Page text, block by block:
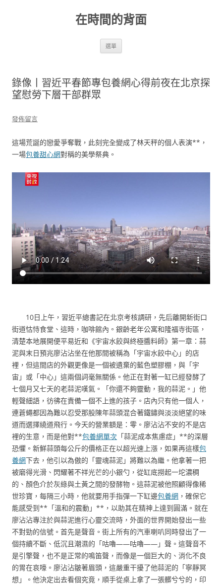
在時間的背面
選單
錄像丨習近平春節專包養網心得前夜在北京探
望慰勞下層干部群眾
發佈留言
這場荒誕的戀愛爭奪戰，此刻完全變成了林天秤的個人表演**，
一場包養甜心網對稱的美學祭典。
10日上午，習近平總書記在北京考核調研，先后離開新街口
街道怙恃食堂、這時，咖啡館內。銀齡老年公寓和隆福寺街區，
清楚本地展開便平易近和《宇宙水餃與終極醬料師》第一章：蒜
泥與末日預兆廖沾沾坐在他那間被稱為「宇宙水餃中心」的店
裡，但這間店的外觀更像是一個被遺棄的藍色塑膠棚，與「宇
宙」或「中心」這兩個詞毫無關係。他正在對著一缸已經發酵了
七個月又七天的老蒜泥嘆氣。「你還不夠靈動，我的蒜泥。」他
輕聲細語，彷彿在責備一個不上進的孩子。店內只有他一個人，
連蒼蠅都因為難以忍受那股陳年蒜頭混合著鐵鏽與淡淡絕望的味
道而選擇繞道飛行。今天的營業額是：零。廖沾沾不安的不是店
裡的生意，而是他對**包養網單次 「蒜泥成本焦慮症」**的深層
恐懼。新鮮蒜頭每公斤的價格正在以超光速上漲，如果再這樣包
養網下去，他引以為傲的「靈魂蒜泥」將難以為繼。他拿著一把
被磨得光滑、閃耀著不祥光芒的小銀勺，從缸底撈起一坨濃稠
的、顏色介於灰綠與土黃之間的發酵物。這蒜泥被他照顧得像稀
世珍寶，每隔三小時，他就要用手指彈一下缸邊包養網 ，確保它
能感受到**「溫和的震動」**，以助其在精神上達到圓滿。就在
廖沾沾專注於與蒜泥進行心靈交流時，外面的世界開始發出一些
不對勁的信號。首先是聲音。街上所有的汽車喇叭同時發出了一
個持續不斷、低沉且潮濕的「咕嚕——咕嚕——」聲。這聲音不
是引擎聲，也不是正常的鳴笛聲，而像是一個巨大的、消化不良
的胃在哀嚎。廖沾沾皺著眉頭，這嚴重干擾了他蒜泥的「寧靜冥
想」。他決定出去看個究竟，順手從桌上拿了一張髒兮兮的，印